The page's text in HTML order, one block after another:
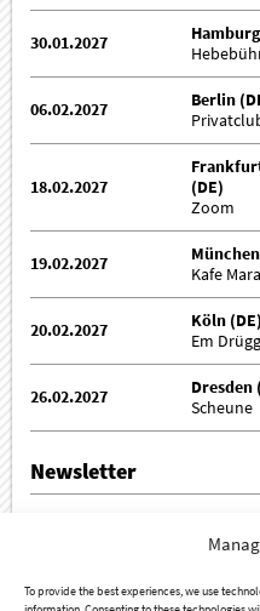
To provide the best experiences, we use
30.01.2027
06.02.2027
Berlin
18.02.2027
(DE)
Zoom
19.02.2027
Kafe
20.02.2027
Köln (DE)
Em
26.02.2027
Dresden
Scheune
Newsletter